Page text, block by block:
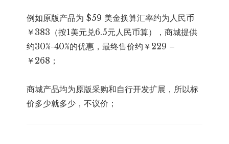
例如原版产品为 $59 美金换算汇率约为人民币
￥383（按1美元兑6.5元人民币算），商城提供
约30%-40%的优惠，最终售价约￥229 –
￥268；
商城产品均为原版采购和自行开发扩展，所以标
价多少就多少，不议价；